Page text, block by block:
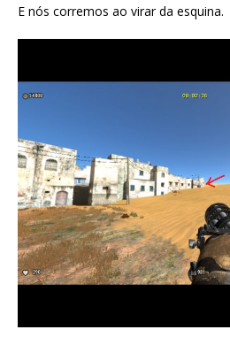
E nós corremos ao virar da esquina.